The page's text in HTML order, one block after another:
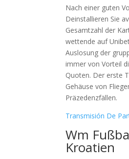
Nach einer guten
Deinstallieren Sie
Gesamtzahl der
wettende auf
Auslosung der
immer von Vorteil
Quoten. Der erste
Gehäuse von
Präzedenzfällen.
Transmisión De
Wm
Kroatien